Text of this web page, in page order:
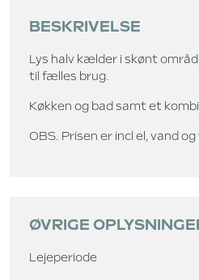
BESKRIVELSE
Lys halv kælder i skønt
til fælles brug.
Køkken og bad samt et
OBS. Prisen er incl el, vand og
ØVRIGE
Lejeperiode